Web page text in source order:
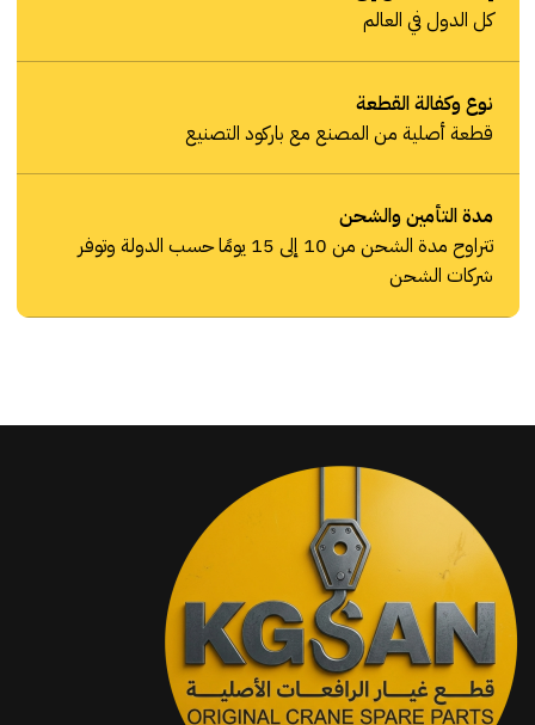
كل الدول في العالم
نوع وكفالة القطعة
قطعة أصلية من المصنع مع باركود التصنيع
مدة التأمين والشحن
تتراوح مدة الشحن من 10 إلى 15 يومًا حسب الدولة وتوفر
شركات الشحن